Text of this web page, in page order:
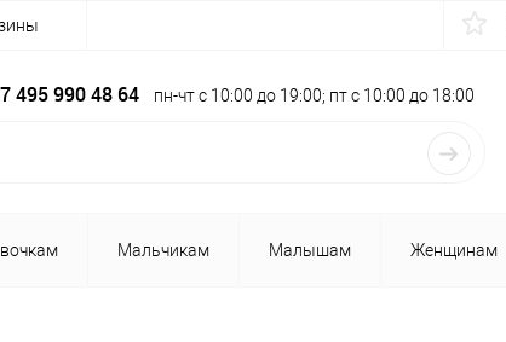
495 990 48 64 пн-чт с 10:00 до 19:00; пт с 10:00 до 18:00
Мальчикам Малышам Женщинам